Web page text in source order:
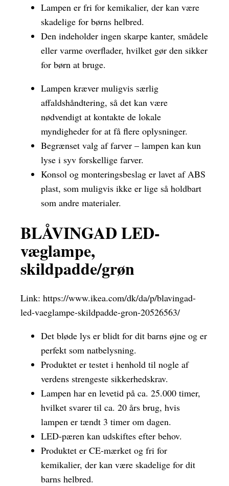
Lampen er fri for kemikalier, der kan være
skadelige for børns helbred.
Den indeholder ingen skarpe kanter, smådele
eller varme overflader, hvilket gør den sikker
for børn at bruge.
Lampen kræver muligvis særlig
affaldshåndtering, så det kan være
nødvendigt at kontakte de lokale
myndigheder for at få flere oplysninger.
Begrænset valg af farver – lampen kan kun
lyse i syv forskellige farver.
Konsol og monteringsbeslag er lavet af ABS
plast, som muligvis ikke er lige så holdbart
som andre materialer.
BLÅVINGAD LED-
væglampe,
skildpadde/grøn
Link: https://www.ikea.com/dk/da/p/blavingad-
led-vaeglampe-skildpadde-gron-20526563/
Det bløde lys er blidt for dit barns øjne og er
perfekt som natbelysning.
Produktet er testet i henhold til nogle af
verdens strengeste sikkerhedskrav.
Lampen har en levetid på ca. 25.000 timer,
hvilket svarer til ca. 20 års brug, hvis
lampen er tændt 3 timer om dagen.
LED-pæren kan udskiftes efter behov.
Produktet er CE-mærket og fri for
kemikalier, der kan være skadelige for dit
barns helbred.